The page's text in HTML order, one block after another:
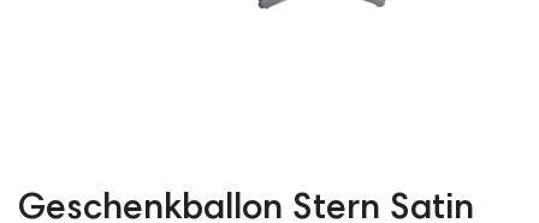
Geschenkballon Stern Satin